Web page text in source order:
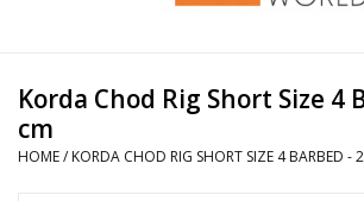
Boilies & Additieven
Korda Chod Rig Short Size 4
cm
HOME/ KORDA CHOD RIG SHORT SIZE 4 BARBED -